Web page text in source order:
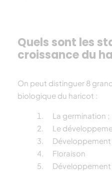
Quels sont les
croissance du
On peut distinguer 8
biologique du haricot :
La germination ;
Le
Floraison
Développement